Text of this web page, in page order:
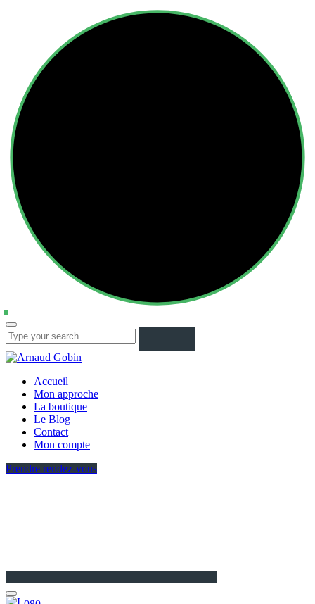
Accueil
Mon approche
La boutique
Le Blog
Contact
Mon compte
Prendre rendez-vous